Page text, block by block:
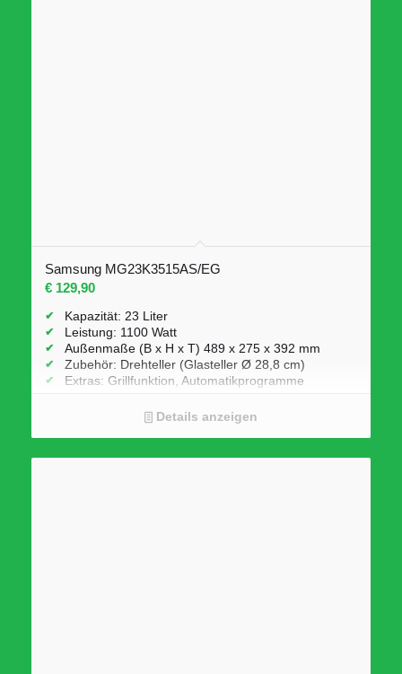
Samsung MG23K3515AS/EG
€129,90
Kapazität: 23 Liter
Leistung: 1100 Watt
Außenmaße (B x H x T) 489 x 275 x 392 mm
Zubehör: Drehteller (Glasteller Ø 28,8 cm)
Extras: Grillfunktion, Automatikprogramme
Details anzeigen